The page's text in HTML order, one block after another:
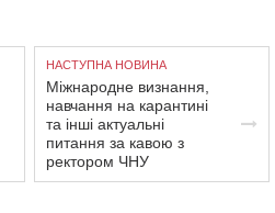
НАСТУПНА НОВИНА
Міжнародне визнання,
навчання на карантині
та інші актуальні
питання за кавою з
ректором ЧНУ